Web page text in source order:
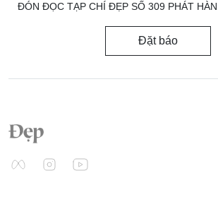
ĐÓN ĐỌC TẠP CHÍ ĐẸP SỐ 309 PHÁT
Đặt báo